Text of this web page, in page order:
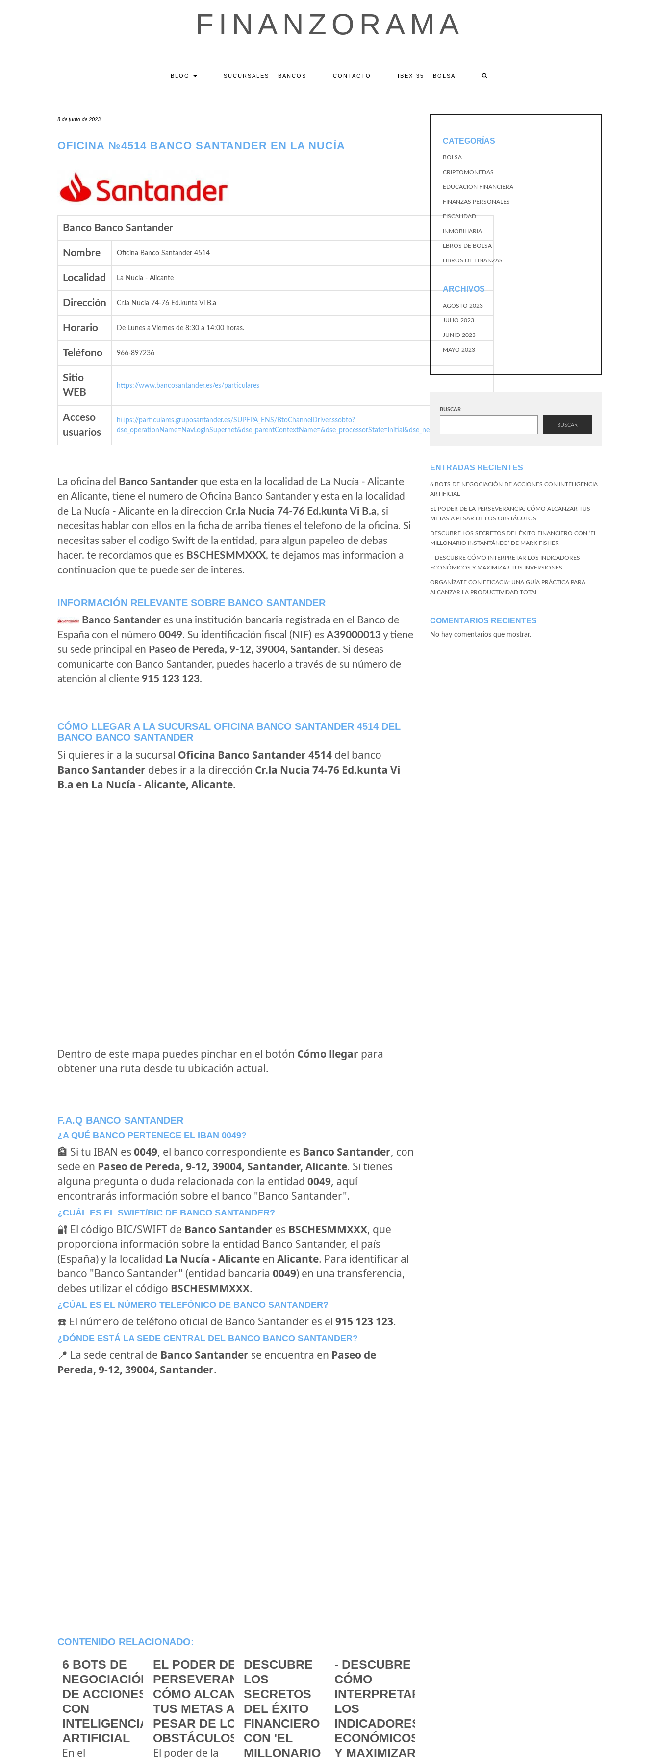
FINANZORAMA
BLOG SUCURSALES – BANCOS CONTACTO IBEX-35 – BOLSA
8 de junio de 2023
OFICINA №4514 BANCO SANTANDER EN LA NUCÍA
Banco Banco Santander
Nombre Oficina Banco Santander 4514
Localidad La Nucía - Alicante
Dirección Cr.la Nucia 74-76 Ed.kunta Vi B.a
Horario De Lunes a Viernes de 8:30 a 14:00 horas.
Teléfono 966-897236
Sitio
WEB
https://www.bancosantander.es/es/particulares
Acceso
usuarios
https://particulares.gruposantander.es/SUPFPA_ENS/BtoChannelDriver.ssobto?
dse_operationName=NavLoginSupernet&dse_parentContextName=&dse_processorState=initial&dse_nextEventName=start
La oficina del Banco Santander que esta en la localidad de La Nucía - Alicante
en Alicante, tiene el numero de Oficina Banco Santander y esta en la localidad
de La Nucía - Alicante en la direccion Cr.la Nucia 74-76 Ed.kunta Vi B.a, si
necesitas hablar con ellos en la ficha de arriba tienes el telefono de la oficina. Si
necesitas saber el codigo Swift de la entidad, para algun papeleo de debas
hacer. te recordamos que es BSCHESMMXXX, te dejamos mas informacion a
continuacion que te puede ser de interes.
INFORMACIÓN RELEVANTE SOBRE BANCO SANTANDER
Banco Santander es una institución bancaria registrada en el Banco de
España con el número 0049. Su identificación fiscal (NIF) es A39000013y tiene
su sede principal en Paseo de Pereda, 9-12, 39004, Santander. Si deseas
comunicarte con Banco Santander, puedes hacerlo a través de su número de
atención al cliente 915 123 123.
CÓMO LLEGAR A LA SUCURSAL OFICINA BANCO SANTANDER 4514 DEL
BANCO BANCO SANTANDER
Si quieres ir a la sucursal Oficina Banco Santander 4514 del banco
Banco Santander debes ir a la dirección Cr.la Nucia 74-76 Ed.kunta Vi
B.a en La Nucía - Alicante, Alicante.
Dentro de este mapa puedes pinchar en el botón Cómo llegar para
obtener una ruta desde tu ubicación actual.
F.A.Q BANCO SANTANDER
¿A QUÉ BANCO PERTENECE EL IBAN 0049?
🏦 Si tu IBAN es 0049, el banco correspondiente es Banco Santander, con
sede en Paseo de Pereda, 9-12, 39004, Santander, Alicante. Si tienes
alguna pregunta o duda relacionada con la entidad 0049, aquí
encontrarás información sobre el banco "Banco Santander".
¿CUÁL ES EL SWIFT/BIC DE BANCO SANTANDER?
🔐 El código BIC/SWIFT de Banco Santander es BSCHESMMXXX, que
proporciona información sobre la entidad Banco Santander, el país
(España) y la localidad La Nucía - Alicante en Alicante. Para identificar al
banco "Banco Santander" (entidad bancaria 0049) en una transferencia,
debes utilizar el código BSCHESMMXXX.
¿CÚAL ES EL NÚMERO TELEFÓNICO DE BANCO SANTANDER?
☎️ El número de teléfono oficial de Banco Santander es el 915 123 123.
¿DÓNDE ESTÁ LA SEDE CENTRAL DEL BANCO BANCO SANTANDER?
📍 La sede central de Banco Santander se encuentra en Paseo de
Pereda, 9-12, 39004, Santander.
CONTENIDO RELACIONADO:
6 BOTS DE
NEGOCIACIÓN
DE ACCIONES
CON
INTELIGENCIA
ARTIFICIAL
En el
EL PODER DE LA
PERSEVERANCIA:
CÓMO ALCANZAR
TUS METAS A
PESAR DE LOS
OBSTÁCULOS
El poder de la
DESCUBRE
LOS
SECRETOS
DEL ÉXITO
FINANCIERO
CON 'EL
MILLONARIO
- DESCUBRE
CÓMO
INTERPRETAR
LOS
INDICADORES
ECONÓMICOS
Y MAXIMIZAR
CATEGORÍAS
BOLSA
CRIPTOMONEDAS
EDUCACION FINANCIERA
FINANZAS PERSONALES
FISCALIDAD
INMOBILIARIA
LBROS DE BOLSA
LIBROS DE FINANZAS
ARCHIVOS
AGOSTO 2023
JULIO 2023
JUNIO 2023
MAYO 2023
BUSCAR
BUSCAR
ENTRADAS RECIENTES
6 BOTS DE NEGOCIACIÓN DE ACCIONES CON INTELIGENCIA
ARTIFICIAL
EL PODER DE LA PERSEVERANCIA: CÓMO ALCANZAR TUS
METAS A PESAR DE LOS OBSTÁCULOS
DESCUBRE LOS SECRETOS DEL ÉXITO FINANCIERO CON ‘EL
MILLONARIO INSTANTÁNEO’ DE MARK FISHER
– DESCUBRE CÓMO INTERPRETAR LOS INDICADORES
ECONÓMICOS Y MAXIMIZAR TUS INVERSIONES
ORGANÍZATE CON EFICACIA: UNA GUÍA PRÁCTICA PARA
ALCANZAR LA PRODUCTIVIDAD TOTAL
COMENTARIOS RECIENTES
No hay comentarios que mostrar.